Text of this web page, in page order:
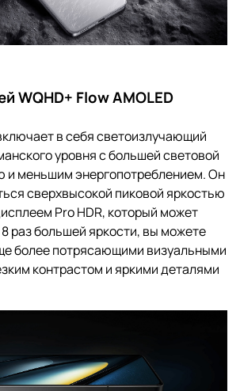
WQHD+ Flow AMOLED
в себя светоизлучающий
уровня с большей световой
и меньшим энергопотреблением. Он
сверхвысокой пиковой яркостью
Pro HDR, который может
раз большей яркости, вы можете
более потрясающими визуальными
контрастом и яркими деталями